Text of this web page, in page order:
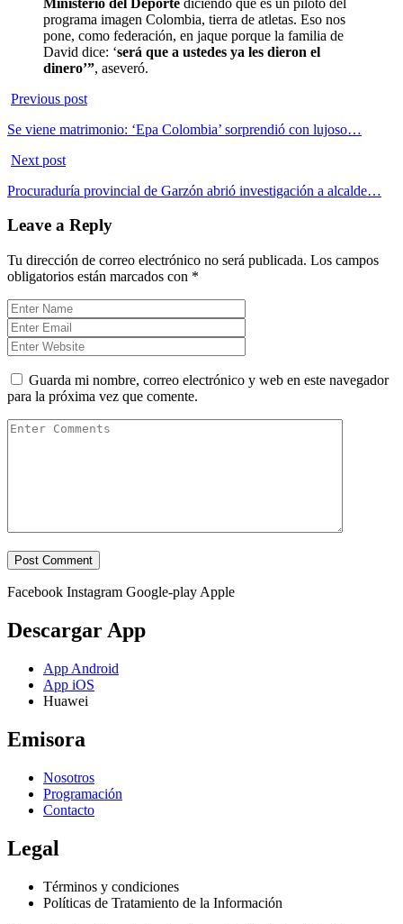
programa imagen Colombia, tierra de atletas. Eso nos
pone, como federación, en jaque porque la familia de
David dice: ‘será que a ustedes ya les dieron el
dinero’”, aseveró.
Previous post
Se viene matrimonio: ‘Epa Colombia’ sorprendió con lujoso…
Next post
Procuraduría provincial de Garzón abrió investigación a alcalde…
Leave a Reply
Tu dirección de correo electrónico no será publicada. Los campos
obligatorios están marcados con *
Guarda mi nombre, correo electrónico y web en este navegador
para la próxima vez que comente.
Facebook Instagram Google-play Apple
Descargar App
App Android
App iOS
Huawei
Emisora
Nosotros
Programación
Contacto
Legal
Términos y condiciones
Políticas de Tratamiento de la Información